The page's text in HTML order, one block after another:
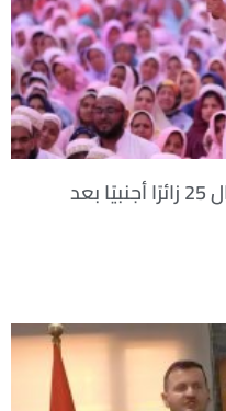
الاستخبارات العراقية تعلن اعتقال 25 زائرًا أجنبيًا بعد